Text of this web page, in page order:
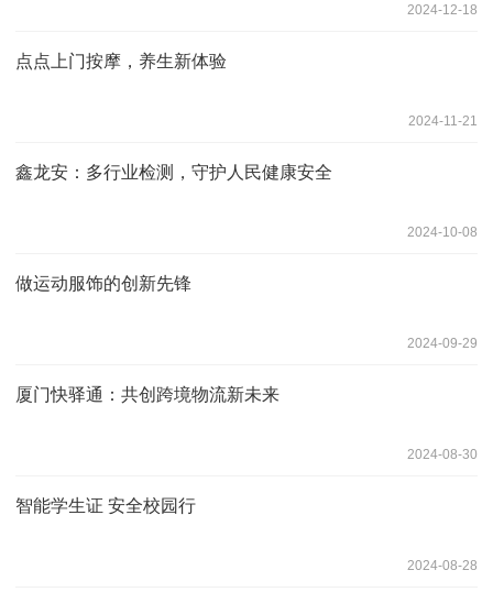
2024-12-18
点点上门按摩，养生新体验
2024-11-21
鑫龙安：多行业检测，守护人民健康安全
2024-10-08
做运动服饰的创新先锋
2024-09-29
厦门快驿通：共创跨境物流新未来
2024-08-30
智能学生证 安全校园行
2024-08-28